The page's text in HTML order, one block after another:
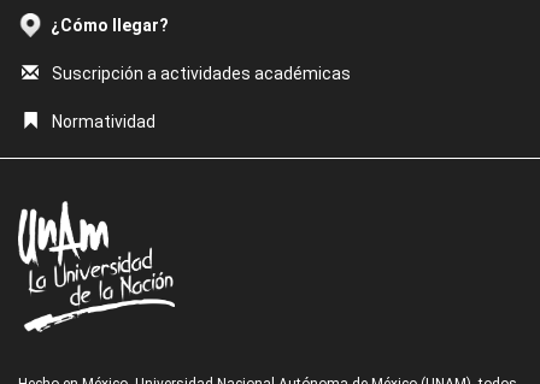
¿Cómo llegar?
Suscripción a actividades académicas
Normatividad